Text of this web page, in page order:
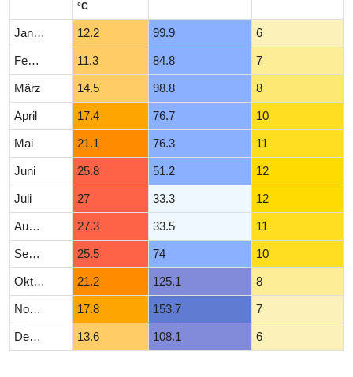
°C
Januar 12.2 99.9 6
Februar 11.3 84.8 7
März 14.5 98.8 8
April 17.4 76.7 10
Mai 21.1 76.3 11
Juni 25.8 51.2 12
Juli 27 33.3 12
August 27.3 33.5 11
September 25.5 74 10
Oktober 21.2 125.1 8
November 17.8 153.7 7
Dezember 13.6 108.1 6